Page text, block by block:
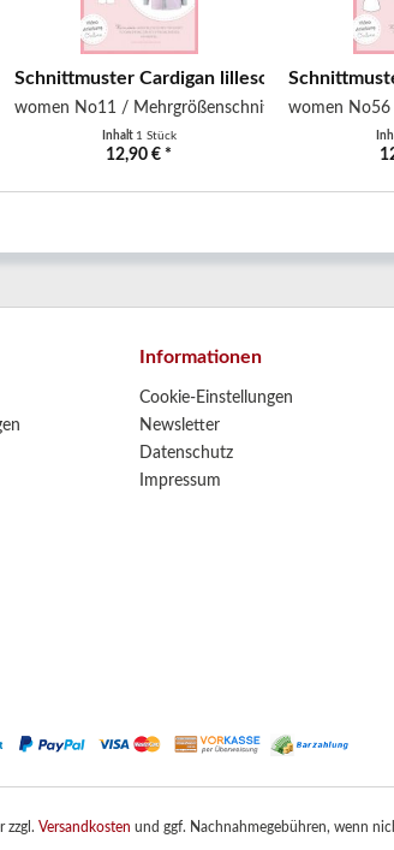
lillesol
Schnittmuster Cardigan lillesol
women No11 / Mehrgrößenschnitt
Inhalt 1 Stück
12,90 € *
women No56
Informationen
Cookie-Einstellungen
Newsletter
Datenschutz
Impressum
zzgl. Versandkosten und ggf. Nachnahmegebühren, wenn